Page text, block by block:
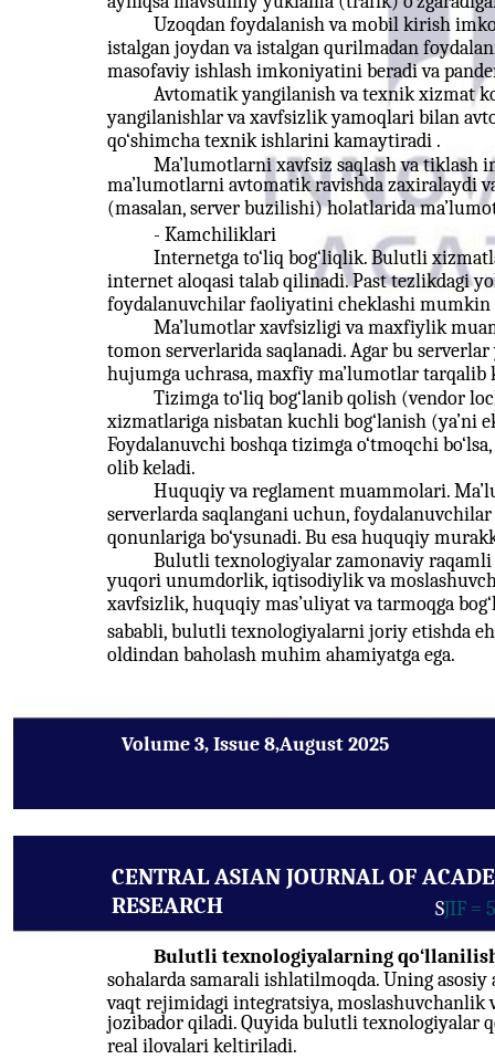
Volume 3, Issue 8,August 2025
Uzoqdan foydalanish va mobil kirish
istalgan joydan va istalgan qurilmadan
masofaviy ishlash imkoniyatini beradi va
Avtomatik yangilanish va texnik xizmat
yangilanishlar va xavfsizlik yamoqlari bilan
qo‘shimcha texnik ishlarini kamaytiradi .
Ma’lumotlarni xavfsiz saqlash va tiklash
ma’lumotlarni avtomatik ravishda zaxiralaydi
(masalan, server buzilishi) holatlarida
- Kamchiliklari
Internetga to‘liq bog‘liqlik. Bulutli
internet aloqasi talab qilinadi. Past tezlikdagi
foydalanuvchilar faoliyatini cheklashi mumkin
Ma’lumotlar xavfsizligi va maxfiylik
tomon serverlarida saqlanadi. Agar bu
hujumga uchrasa, maxfiy ma’lumotlar tarqalib
Tizimga to‘liq bog‘lanib qolish (vendor
xizmatlariga nisbatan kuchli bog‘lanish (ya’ni
Foydalanuvchi boshqa tizimga o‘tmoqchi
olib keladi.
Huquqiy va reglament muammolari.
serverlarda saqlangani uchun,
qonunlariga bo‘ysunadi. Bu esa huquqiy
Bulutli texnologiyalar zamonaviy
yuqori unumdorlik, iqtisodiylik va
xavfsizlik, huquqiy mas’uliyat va tarmoqga
sababli, bulutli texnologiyalarni joriy etishda
oldindan baholash muhim ahamiyatga ega.
CENTRAL ASIAN JOURNAL OF
RESEARCH
SJIF =
Bulutli texnologiyalarning
sohalarda samarali ishlatilmoqda. Uning
vaqt rejimidagi integratsiya,
jozibador qiladi. Quyida bulutli texnologiyalar
real ilovalari keltiriladi.